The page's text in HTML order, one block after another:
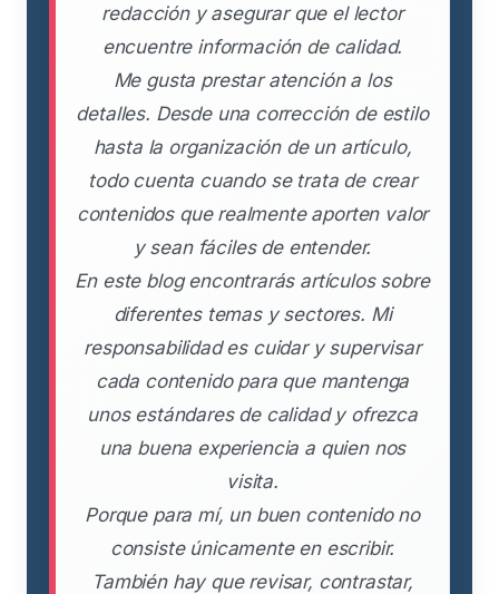
redacción y asegurar que el lector
encuentre información de calidad.
Me gusta prestar atención a los
detalles. Desde una corrección de estilo
hasta la organización de un artículo,
todo cuenta cuando se trata de crear
contenidos que realmente aporten valor
y sean fáciles de entender.
En este blog encontrarás artículos sobre
diferentes temas y sectores. Mi
responsabilidad es cuidar y supervisar
cada contenido para que mantenga
unos estándares de calidad y ofrezca
una buena experiencia a quien nos
visita.
Porque para mí, un buen contenido no
consiste únicamente en escribir.
También hay que revisar, contrastar,